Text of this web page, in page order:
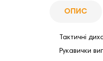
ОПИС
Тактичні
Рукавички